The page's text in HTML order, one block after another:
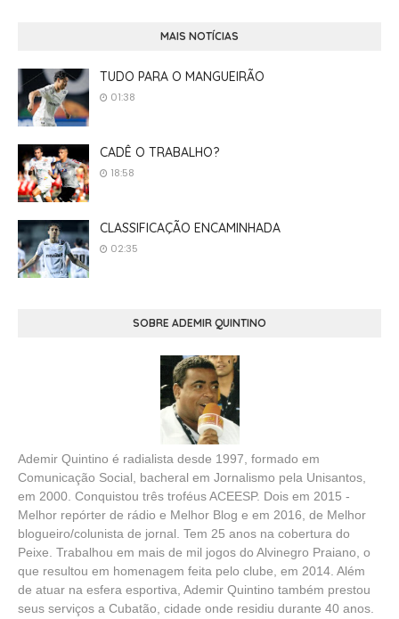
MAIS NOTÍCIAS
TUDO PARA O MANGUEIRÃO
01:38
CADÊ O TRABALHO?
18:58
CLASSIFICAÇÃO ENCAMINHADA
02:35
SOBRE ADEMIR QUINTINO
Ademir Quintino é radialista desde 1997, formado em
Comunicação Social, bacheral em Jornalismo pela Unisantos,
em 2000. Conquistou três troféus ACEESP. Dois em 2015 -
Melhor repórter de rádio e Melhor Blog e em 2016, de Melhor
blogueiro/colunista de jornal. Tem 25 anos na cobertura do
Peixe. Trabalhou em mais de mil jogos do Alvinegro Praiano, o
que resultou em homenagem feita pelo clube, em 2014. Além
de atuar na esfera esportiva, Ademir Quintino também prestou
seus serviços a Cubatão, cidade onde residiu durante 40 anos.